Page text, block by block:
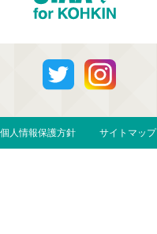
個人情報保護方針 サイトマップ